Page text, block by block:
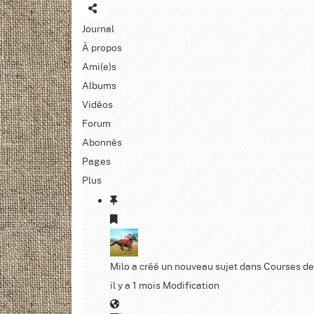
Journal
À propos
Ami(e)s
Albums
Vidéos
Forum
Abonnés
Pages
Plus
Miloa créé un nouveau sujet dans Courses
il y a 1 mois Modification